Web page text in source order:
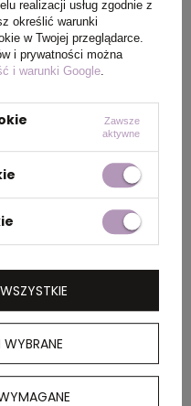
x 2,5 cm
realizacji usług zgodnie z
określić warunki
w Twojej przeglądarce.
i prywatności można
i warunki Google.
Zawsze
aktywne